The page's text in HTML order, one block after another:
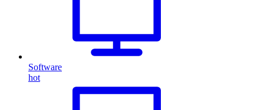
Software
hot